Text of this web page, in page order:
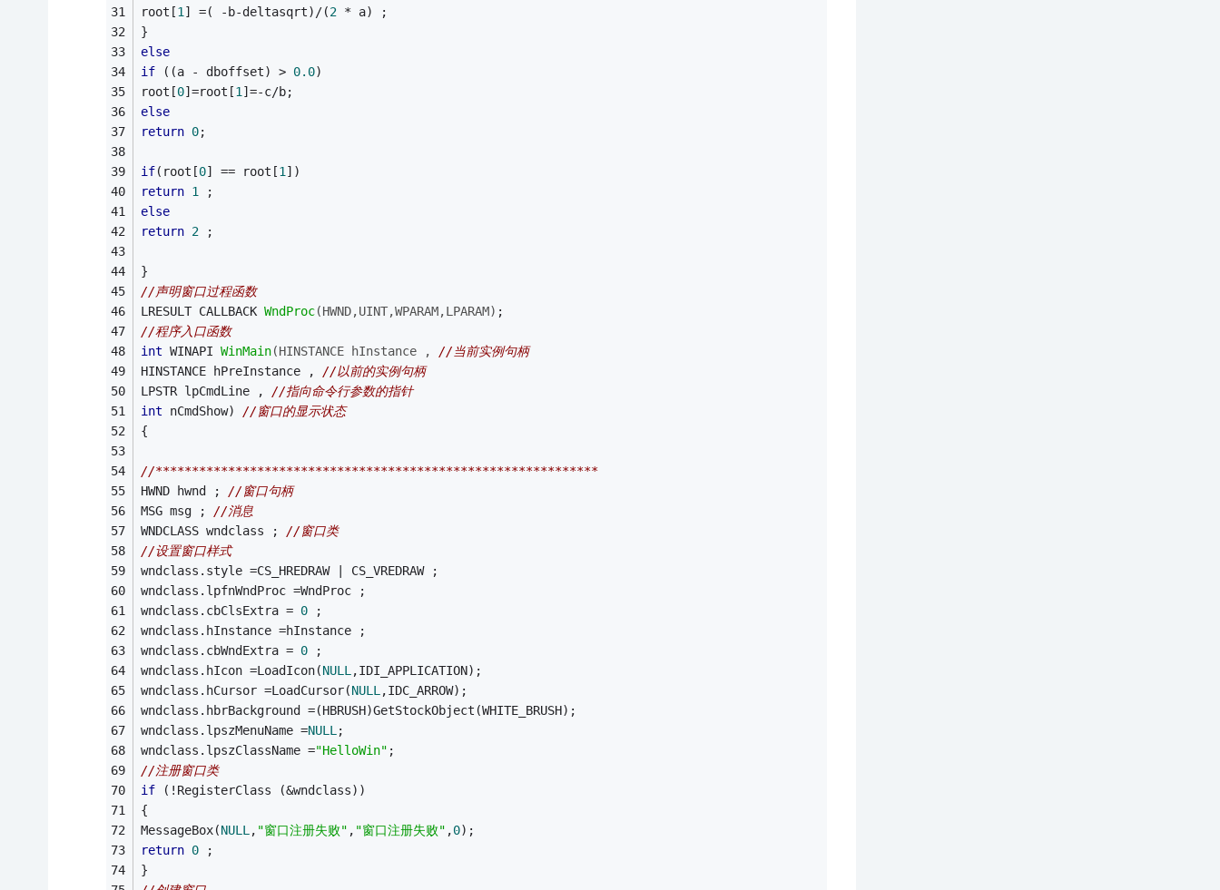
root[1 ] =( -b-deltasqrt)/(2 * a) ;
}
else
if ((a - dboffset) > 0.0)
root[0]=root[1 ]=-c/b;
else
return 0;
if(root[0] == root[1 ])
return 1 ;
else
return 2 ;
}
//声明窗口过程函数
LRESULT CALLBACK WndProc(HWND,UINT,WPARAM,LPARAM) ;
//程序入口函数
int WINAPI WinMain(HINSTANCE hInstance , //当前实例句柄
HINSTANCE hPreInstance , //以前的实例句柄
LPSTR lpCmdLine , //指向命令行参数的指针
int nCmdShow) //窗口的显示状态
{
//*************************************************************
HWND hwnd ; //窗口句柄
MSG msg ; //消息
WNDCLASS wndclass ; //窗口类
//设置窗口样式
wndclass.style =CS_HREDRAW | CS_VREDRAW ;
wndclass.lpfnWndProc =WndProc ;
wndclass.cbClsExtra = 0 ;
wndclass.hInstance =hInstance ;
wndclass.cbWndExtra = 0 ;
wndclass.hIcon =LoadIcon(NULL ,IDI_APPLICATION);
wndclass.hCursor =LoadCursor(NULL ,IDC_ARROW);
wndclass.hbrBackground =(HBRUSH)GetStockObject(WHITE_BRUSH);
wndclass.lpszMenuName =NULL ;
wndclass.lpszClassName ="HelloWin" ;
//注册窗口类
if (!RegisterClass (&wndclass))
{
MessageBox(NULL , "窗口注册失败" , "窗口注册失败" ,0);
return 0 ;
}